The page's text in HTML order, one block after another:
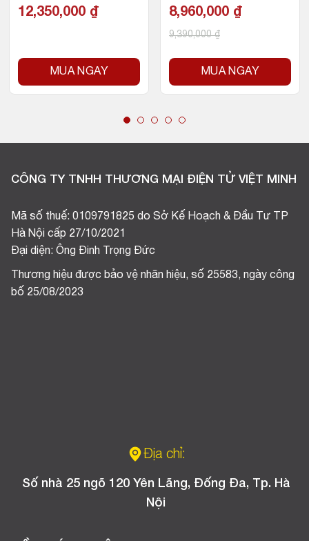
12,350,000 ₫
MUA NGAY
8,960,000 ₫
9,390,000₫
MUA NGAY
CÔNG TY TNHH THƯƠNG MẠI ĐIỆN TỬ VIỆT MINH
Mã số thuế: 0109791825 do Sở Kế Hoạch & Đầu Tư TP
Hà Nội cấp 27/10/2021
Đại diện: Ông Đinh Trọng Đức
Thương hiệu được bảo vệ nhãn hiệu, số 25583, ngày công
bố 25/08/2023
Địa chỉ:
Số nhà 25 ngõ 120 Yên Lãng, Đống Đa, Tp. Hà
Nội